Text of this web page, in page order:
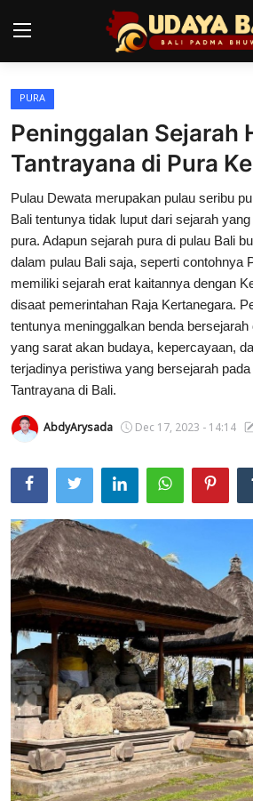
Home
Pura
Desa Adat
Kearifan lokal
Alam Bali
Seni
Kisah
Usadha
Indonesia
PURA
Peninggalan Sejarah
Tantrayana di Pura
Pulau Dewata merupakan pulau seribu
Bali tentunya tidak luput dari sejarah
pura. Adapun sejarah pura di pulau Bali
dalam pulau Bali saja, seperti contohnya
memiliki sejarah erat kaitannya dengan
disaat pemerintahan Raja Kertanegara.
tentunya meninggalkan benda
yang sarat akan budaya, kepercayaan,
terjadinya peristiwa yang bersejarah
Tantrayana di Bali.
AbdyArysada Dec 17, 2023 - 14:14